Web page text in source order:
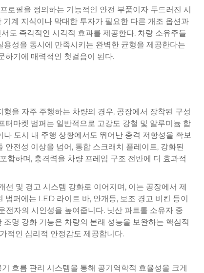
로필을 정의하는 기능적인 안전 부품이자 두드러진 시
계 지식이나 막대한 투자가 필요한 다른 개조 옵션과
도 즉각적인 시각적 효과를 제공한다. 차량 소유주들
성을 동시에 만족시키는 완벽한 균형을 제공한다는
하기에 매력적인 첫걸음이 된다.
을 자주 주행하는 차량의 경우, 공장에서 장착된 구성
터마켓 범퍼는 일반적으로 고강도 강철 및 알루미늄 합
도시 내 주행 상황에서도 뛰어난 충격 저항성을 확보
전성 이상을 넘어, 통합 스크래치 플레이트, 강화된
함하며, 충격력을 차량 프레임 구조 전반에 더 효과적
및 경고 시스템 강화로 이어지며, 이는 공장에서 제
퍼에는 LED 라이트 바, 안개등, 보조 경고 비컨 등이
자의 시인성을 높여줍니다. 닛산 파트롤 소유자 중
명 강화 기능은 차량의 본래 성능을 보완하는 핵심적
적인 심리적 안정감도 제공합니다.
흐름 관리 시스템을 통해 공기역학적 효율성을 크게